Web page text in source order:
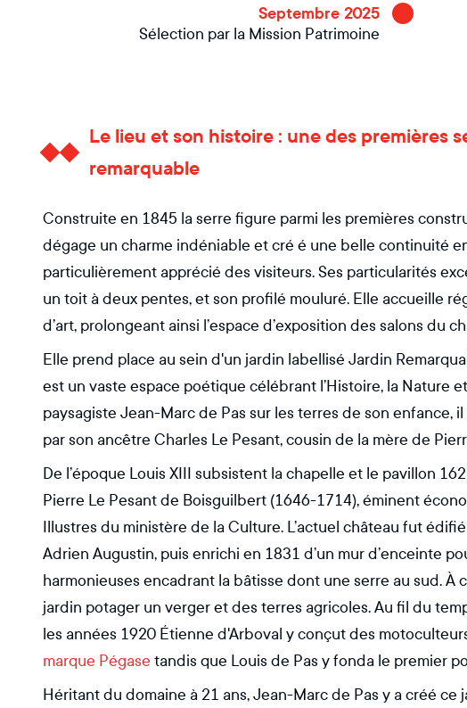
Septembre 2025
Sélection par la Mission Patrimoine
Le lieu et son histoire : une des premières
remarquable
Construite en 1845 la serre figure parmi les premières
dégage un charme indéniable et cré é une belle continuité
particulièrement apprécié des visiteurs. Ses particularités
un toit à deux pentes, et son profilé mouluré. Elle accueille
d’art, prolongeant ainsi l’espace d’exposition des salons du
Elle prend place au sein d'un jardin labellisé Jardin
est un vaste espace poétique célébrant l’Histoire, la Nature
paysagiste Jean-Marc de Pas sur les terres de son enfance,
par son ancêtre Charles Le Pesant, cousin de la mère de
De l’époque Louis XIII subsistent la chapelle et le pavillon
Pierre Le Pesant de Boisguilbert (1646-1714), éminent
Illustres du ministère de la Culture. L’actuel château fut
Adrien Augustin, puis enrichi en 1831 d’un mur d’enceinte
harmonieuses encadrant la bâtisse dont une serre au sud.
jardin potager un verger et des terres agricoles. Au fil du
les années 1920 Étienne d'Arboval y conçut des
marque Pégase tandis que Louis de Pas y fonda le premier
Héritant du domaine à 21 ans, Jean-Marc de Pas y a créé